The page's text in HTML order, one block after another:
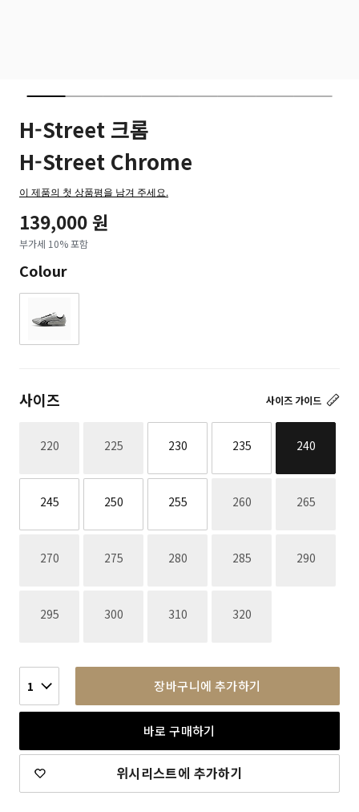
H-Street 크롬
H-Street Chrome
이 제품의 첫 상품평을 남겨 주세요.
139,000 원
부가세 10% 포함
Colour
사이즈 가이드
사이즈
220재고없음 225재고없음 230 235 240
245 250 255 260재고없음 265재고없음
270재고없음 275재고없음 280재고없음 285재고없음 290재고없음
295재고없음 300재고없음 310재고없음 320재고없음
1 장바구니에 추가하기
바로 구매하기
위시리스트에 추가하기